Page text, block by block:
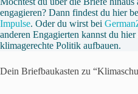
engagieren? Dann findest du hier
Impulse. Oder du wirst bei
anderen Engagierten kannst du
klimagerechte Politik aufbauen.
Dein Briefbaukasten zu